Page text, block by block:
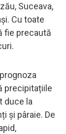
Suceava,
Cu toate
fie precaută
precipitațiile
duce la
și pâraie. De